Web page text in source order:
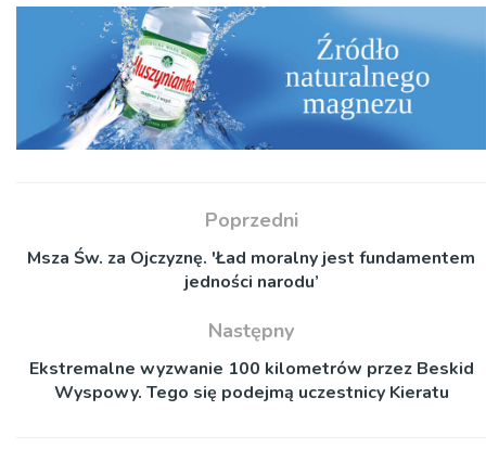
Poprzedni
Msza Św. za Ojczyznę. 'Ład moralny jest fundamentem
jedności narodu’
Następny
Ekstremalne wyzwanie 100 kilometrów przez Beskid
Wyspowy. Tego się podejmą uczestnicy Kieratu